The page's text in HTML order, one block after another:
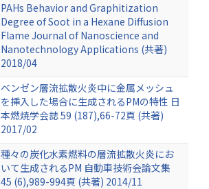
PAHs Behavior and Graphitization
Degree of Soot in a Hexane Diffusion
Flame Journal of Nanoscience and
Nanotechnology Applications (共著)
2018/04
ベンゼン層流拡散火炎中に金属メッシュ
を挿入した場合に生成されるPMの特性 日
本燃焼学会誌 59 (187),66-72頁 (共著)
2017/02
種々の炭化水素燃料の層流拡散火炎にお
いて生成されるPM 自動車技術会論文集
45 (6),989-994頁 (共著) 2014/11